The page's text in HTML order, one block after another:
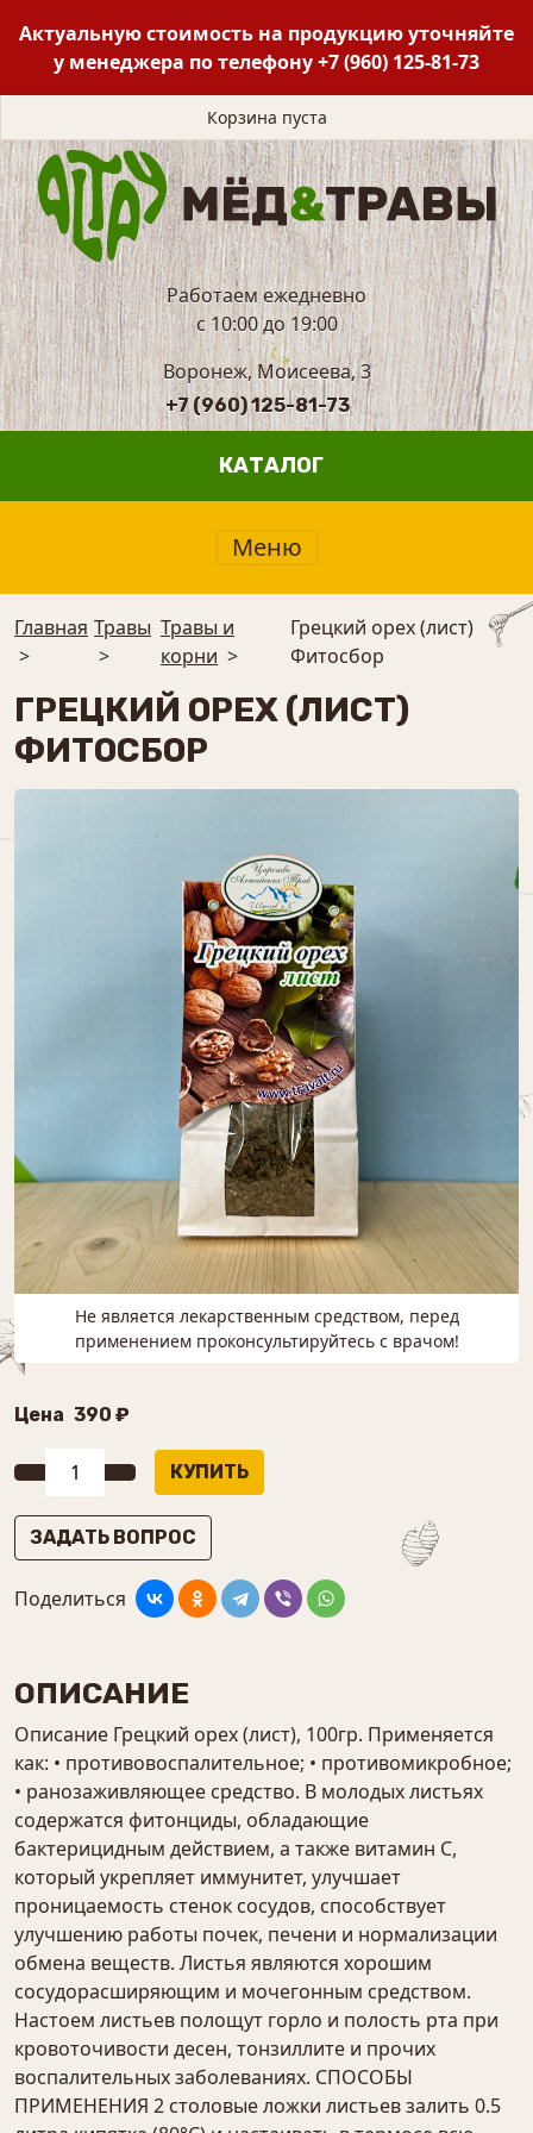
Актуальную стоимость на продукцию уточняйте
у менеджера по телефону+7 (960) 125-81-73
Корзина пуста
Работаем ежедневно
с 10:00 до 19:00
Воронеж, Моисеева, 3
+7 (960) 125-81-73
КАТАЛОГ
Меню
Главная
>
Травы
>
Травы и
корни >
Грецкий орех (лист)
Фитосбор
ГРЕЦКИЙ ОРЕХ (ЛИСТ)
ФИТОСБОР
Не является лекарственным средством, перед
применением проконсультируйтесь с врачом!
Цена 390 ₽
ЗАДАТЬ ВОПРОС
Поделиться
ОПИСАНИЕ
Описание Грецкий орех (лист), 100гр. Применяется
как: • противовоспалительное; • противомикробное;
• ранозаживляющее средство. В молодых листьях
содержатся фитонциды, обладающие
бактерицидным действием, а также витамин С,
который укрепляет иммунитет, улучшает
проницаемость стенок сосудов, способствует
улучшению работы почек, печени и нормализации
обмена веществ. Листья являются хорошим
сосудорасширяющим и мочегонным средством.
Настоем листьев полощут горло и полость рта при
кровоточивости десен, тонзиллите и прочих
воспалительных заболеваниях. СПОСОБЫ
ПРИМЕНЕНИЯ 2 столовые ложки листьев залить 0.5